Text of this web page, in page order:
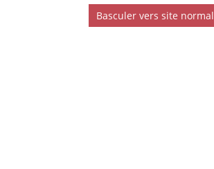
Basculer vers site normal